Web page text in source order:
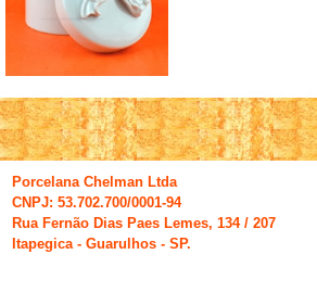
Porcelana Chelman Ltda
CNPJ: 53.702.700/0001-94
Rua Fernão Dias Paes Lemes, 134 / 207
Itapegica - Guarulhos - SP.